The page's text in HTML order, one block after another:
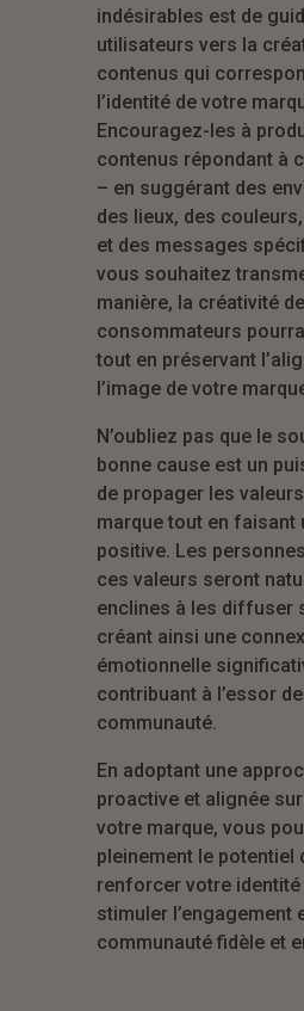
indésirables est de
utilisateurs vers la
contenus qui
l’identité de votre
Encouragez-les à
contenus répondant à
– en suggérant des
des lieux, des
et des messages
vous souhaitez
manière, la créativité
consommateurs
tout en préservant
l’image de votre
N’oubliez pas que le
bonne cause est un
de propager les
marque tout en faisant
positive. Les
ces valeurs seront
enclines à les diffuser
créant ainsi une
émotionnelle
contribuant à l’essor
communauté.
En adoptant une
proactive et alignée
votre marque, vous
pleinement le potentiel
renforcer votre identité
stimuler l’engagement
communauté fidèle et